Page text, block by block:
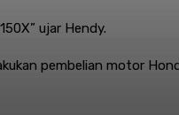
ujar Hendy.
pembelian motor